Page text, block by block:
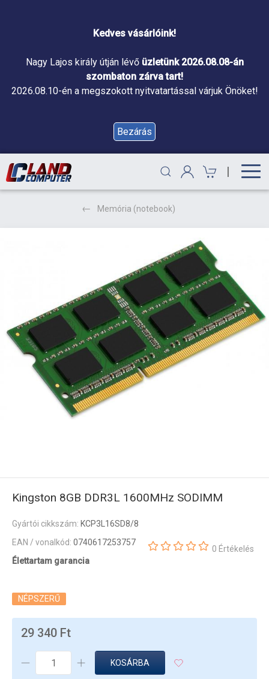
Kedves vásárlóink!
Nagy Lajos király útján lévő üzletünk 2026.08.08-án
szombaton zárva tart!
2026.08.10-én a megszokott nyitvatartással várjuk Önöket!
Bezárás
|
Memória (notebook)
Kingston 8GB DDR3L 1600MHz SODIMM
Gyártói cikkszám: KCP3L16SD8/8
EAN / vonalkód: 0740617253757
Élettartam garancia
0 Értékelés
NÉPSZERŰ
29 340 Ft
KOSÁRBA